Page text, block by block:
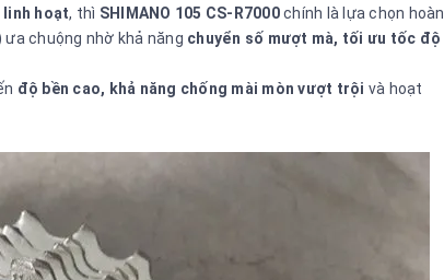
linh hoạt, thì SHIMANO 105 CS-R7000chính là lựa chọn hoàn
chuộng nhờ khả năng chuyển số mượt mà, tối ưu tốc độ
độ bền cao, khả năng chống mài mòn vượt trội và hoạt